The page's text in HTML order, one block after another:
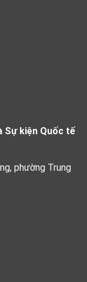
Sự kiện Quốc tế
phường Trung